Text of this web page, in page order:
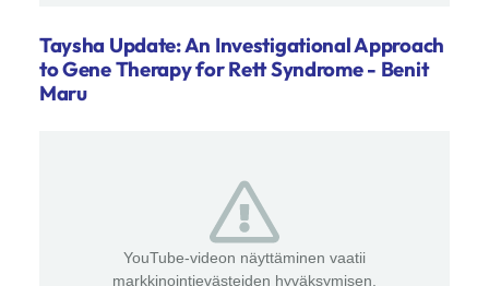
Taysha Update: An Investigational Approach
to Gene Therapy for Rett Syndrome - Benit
Maru
YouTube-videon näyttäminen vaatii
markkinointievästeiden hyväksymisen.